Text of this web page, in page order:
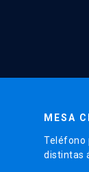
MESA
Teléfono
distintas